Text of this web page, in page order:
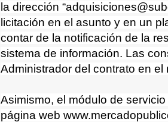
la dirección “
licitación en el asunto y en un
contar de la notificación de la
sistema de información. Las
Administrador del contrato en
Asimismo, el módulo de
página web